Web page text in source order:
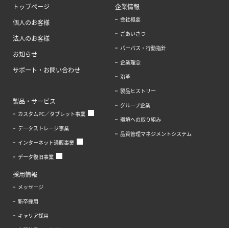
トップページ
個人のお客様
法人のお客様
お知らせ
サポート・お問い合わせ
製品・サービス
カスタムPC／タブレット事業
データストレージ事業
インターネット通販事業
データ復旧事業
企業情報
会社概要
ごあいさつ
パーパス・行動指針
企業理念
沿革
製品ヒストリー
グループ企業
環境への取り組み
品質管理マネジメントシステム
採用情報
メッセージ
新卒採用
キャリア採用